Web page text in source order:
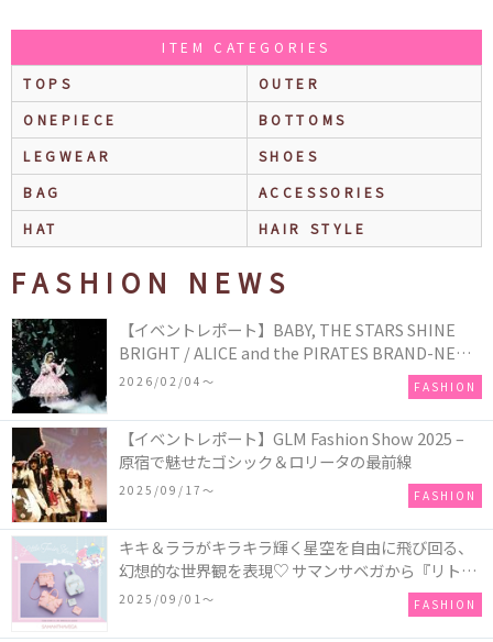
ITEM CATEGORIES
TOPS
OUTER
ONEPIECE
BOTTOMS
LEGWEAR
SHOES
BAG
ACCESSORIES
HAT
HAIR STYLE
FASHION NEWS
【イベントレポート】BABY, THE STARS SHINE
BRIGHT / ALICE and the PIRATES BRAND-NEW
COLLECTION in TOKYO
2026/02/04〜 FASHION
【イベントレポート】GLM Fashion Show 2025 –
原宿で魅せたゴシック＆ロリータの最前線
2025/09/17〜 FASHION
キキ＆ララがキラキラ輝く星空を自由に飛び回る、
幻想的な世界観を表現♡ サマンサベガから『リトル
ツインスターズ』50周年アニバーサリーイヤー』を
2025/09/01〜 FASHION